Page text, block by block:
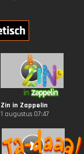
Zin in Zappelin
1 augustus 07:47